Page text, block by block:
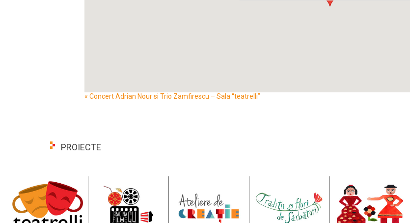
Event
« Concert Adrian Nour si Trio Zamfirescu – Sala “teatrelli”
PROIECTE